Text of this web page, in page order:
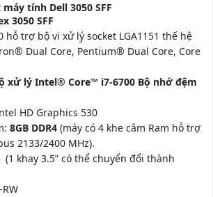
tính Dell 3050 SFF
3050 SFF
trợ bộ vi xử lý socket LGA1151 thế hệ
Dual Core, Pentium® Dual Core, Core
xử lý Intel® Core™ i7-6700 Bộ nhớ đệm
HD Graphics 530
8GB DDR4 (máy có 4 khe cắm Ram hỗ trợ
2133/2400 MHz).
(1 khay 3.5” có thể chuyển đổi thành